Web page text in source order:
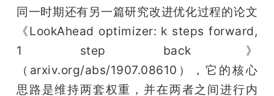
同一时期还有另一篇研究改进优化过程的论文
《LookAhead optimizer: k steps forward,
1 step back》
（arxiv.org/abs/1907.08610），它的核心
思路是维持两套权重，并在两者之间进行内